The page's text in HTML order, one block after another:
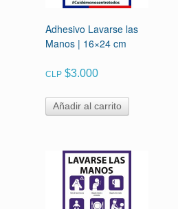
Adhesivo Lavarse las
Manos | 16×24 cm
CLP $3.000
Añadir al carrito